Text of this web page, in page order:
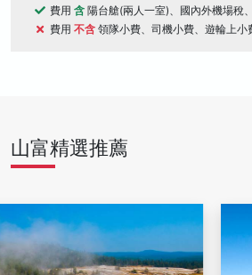
費用 含 陽台艙(兩人一室)、國內外機場稅
費用 不含 領隊小費、司機小費、遊輪上小
山富精選推薦